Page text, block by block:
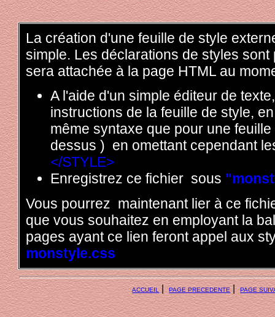
La création d'une feuille de style
simple. Les déclarations de styles
sera attachée à la page HTML au
A l'aide d'un simple éditeur de
instructions de la feuille de style,
même syntaxe que pour une
dessus ) en omettant cependant
</STYLE>
Enregistrez ce fichier sous
Vous pourrez maintenant lier à ce
que vous souhaitez en employant la
pages ayant ce lien feront appel aux
monstyle.css
ACCUEIL|PAGE PRECEDENTE|PAGE